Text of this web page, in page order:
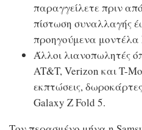
παραγγείλετε πριν
πίστωση συναλλαγής
προηγούμενα μοντέλα
Άλλοι λιανοπωλητές
AT&T, Verizon και T-
εκπτώσεις,
Galaxy Z Fold 5.